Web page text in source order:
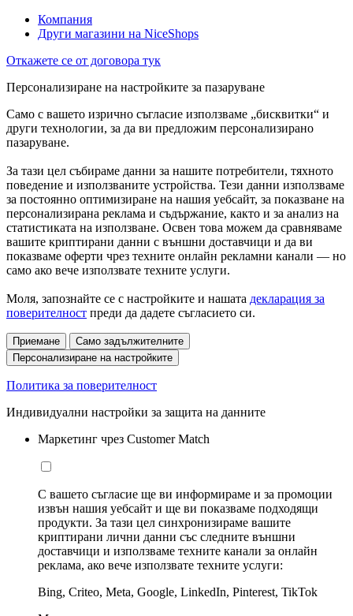
Компания
Други магазини на NiceShops
Откажете се от договора тук
Персонализиране на настройките за пазаруване
Само с вашето изрично съгласие използваме „бисквитки“ и
други технологии, за да ви предложим персонализирано
пазаруване.
За тази цел събираме данни за нашите потребители, тяхното
поведение и използваните устройства. Тези данни използваме
за постоянно оптимизиране на нашия уебсайт, за показване на
персонализирана реклама и съдържание, както и за анализ на
статистиката на използване. Освен това можем да сравняваме
вашите криптирани данни с външни доставчици и да ви
показваме оферти чрез техните онлайн рекламни канали — но
само ако вече използвате техните услуги.
Моля, запознайте се с настройките и нашата декларация за
поверителност преди да дадете съгласието си.
Приемане
Само задължителните
Персонализиране на настройките
Политика за поверителност
Индивидуални настройки за защита на данните
Маркетинг чрез Customer Match
С вашето съгласие ще ви информираме и за промоции
извън нашия уебсайт и ще ви показваме подходящи
продукти. За тази цел синхронизираме вашите
криптирани лични данни със следните външни
доставчици и използваме техните канали за онлайн
реклама, ако вече използвате техните услуги:
Bing, Criteo, Meta, Google, LinkedIn, Pinterest, TikTok